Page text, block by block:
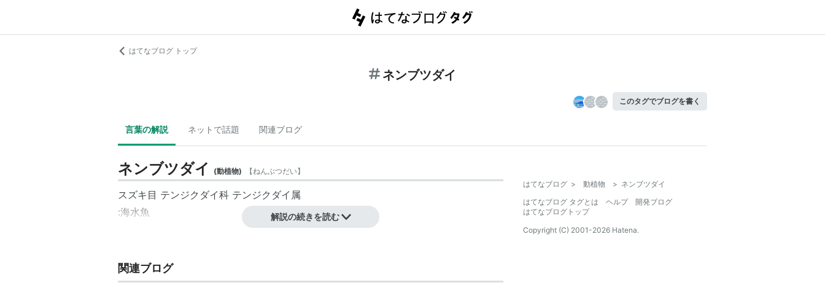
はてなブログ トップ
ネンブツダイ
このタグでブログを書く
言葉の解説 ネットで話題 関連ブログ
ネンブツダイ (動植物) 【ねんぶつだい】
スズキ目 テンジクダイ科 テンジクダイ属
:海水魚
解説の続きを読む
関連ブログ
はてなブログ > 動植物 > ネンブツダイ
はてなブログ タグとは
ヘルプ
開発ブログ
はてなブログトップ
Copyright (C) 2001-2026 Hatena.